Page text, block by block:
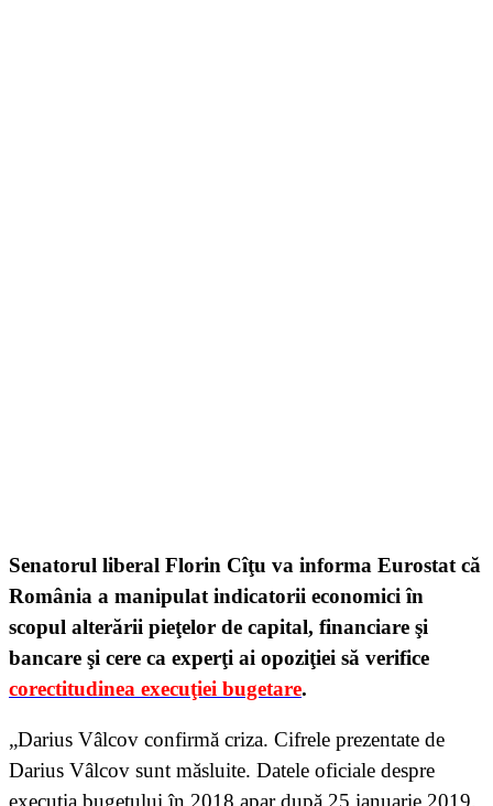
Senatorul liberal Florin Cîţu va informa Eurostat că
România a manipulat indicatorii economici în
scopul alterării pieţelor de capital, financiare şi
bancare şi cere ca experţi ai opoziţiei să verifice
corectitudinea execuţiei bugetare.
„Darius Vâlcov confirmă criza. Cifrele prezentate de
Darius Vâlcov sunt măsluite. Datele oficiale despre
execuţia bugetului în 2018 apar după 25 ianuarie 2019.